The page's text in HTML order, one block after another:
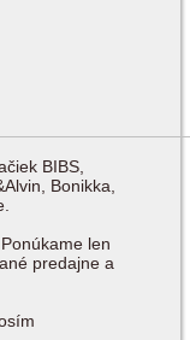
BIBS,
Bonikka,
Ponúkame len
predajne a